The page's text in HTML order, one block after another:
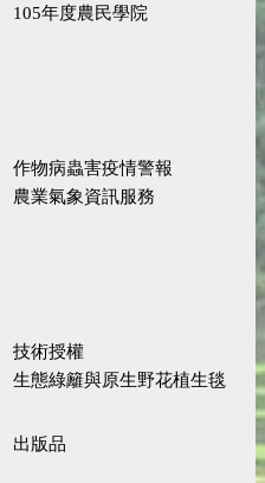
105年度農民學院
作物病蟲害疫情警報
農業氣象資訊服務
技術授權
生態綠籬與原生野花植生毯
出版品